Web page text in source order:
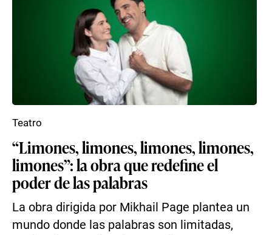
“Limones, limones, limones, limones,
limones”: la obra que redefine el
poder de las palabras
La obra dirigida por Mikhail Page plantea un
mundo donde las palabras son limitadas,
Teatro